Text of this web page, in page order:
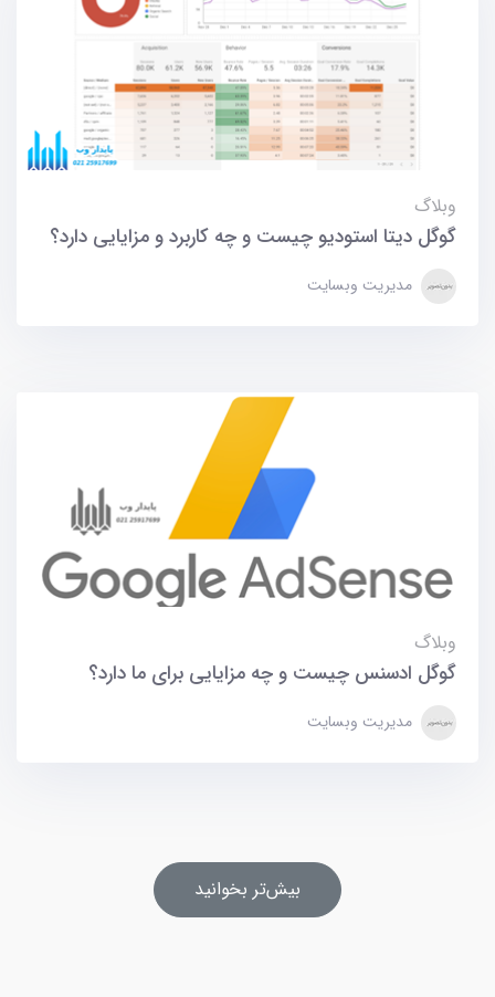
وبلاگ
گوگل دیتا استودیو چیست و چه کاربرد و مزایایی دارد؟
مدیریت وبسایت
وبلاگ
گوگل ادسنس چیست و چه مزایایی برای ما دارد؟
مدیریت وبسایت
بیش‌تر بخوانید